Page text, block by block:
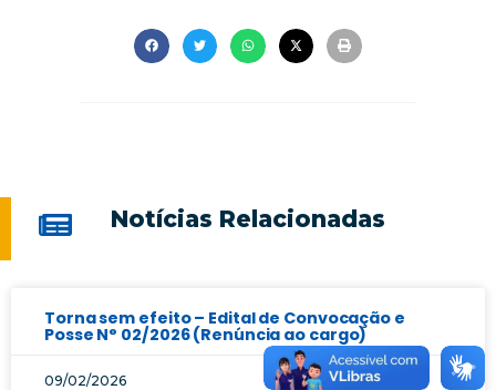
Notícias Relacionadas
Torna sem efeito – Edital de Convocação e
Posse N° 02/2026 (Renúncia ao cargo)
09/02/2026